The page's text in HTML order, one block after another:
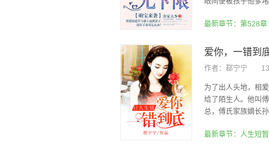
最新章节：第528
爱你，一错到
作者： 鄀宁宁
为了出人头地，相
给了陌生人。他叫
总，傅氏家族嫡长
最新章节：人生短